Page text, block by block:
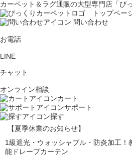
カーペット＆ラグ通販の大型専門店「び
問い合わせ
お電話
LINE
チャット
オンライン相談
カート
サポート
探す
【夏季休業のお知らせ】
1級遮光・ウォッシャブル・防炎加工！
能ドレープカーテン